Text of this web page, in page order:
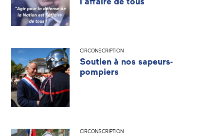
CIRCONSCRIPTION
Soutien à nos sapeurs-
pompiers
CIRCONSCRIPTION